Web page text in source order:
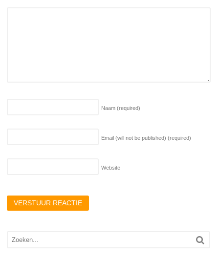
Naam (required)
Email (will not be published) (required)
Website